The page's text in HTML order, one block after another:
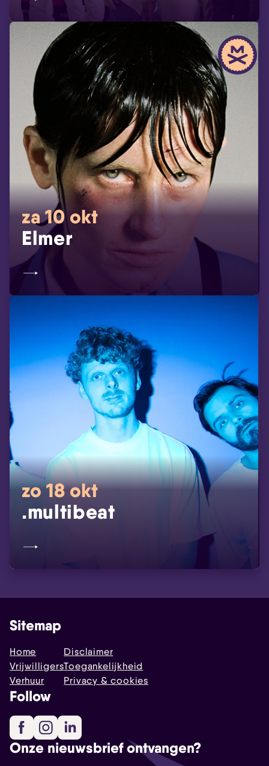
za 10 okt
Elmer
zo 18 okt
.multibeat
Sitemap
Home
Vrijwilligers
Verhuur
Disclaimer
Toegankelijkheid
Privacy & cookies
Follow
FacebookInstagram
Onze nieuwsbrief ontvangen?